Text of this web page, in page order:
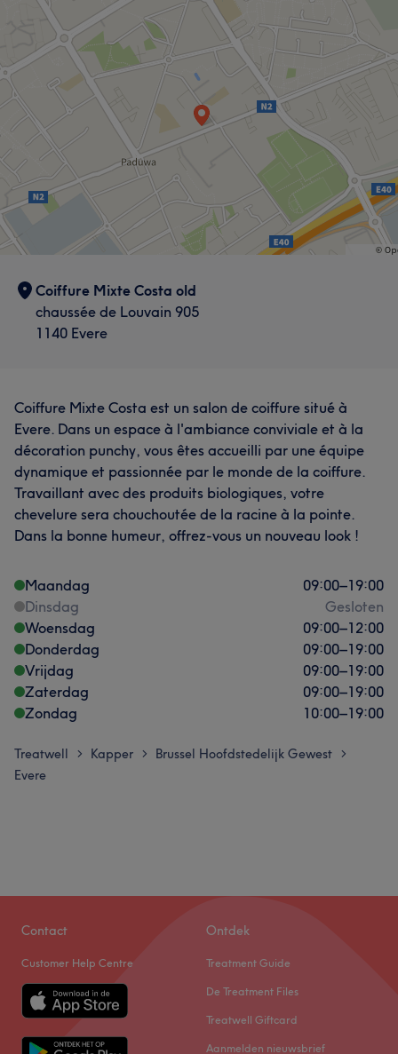
Coiffure Mixte Costa old
chaussée de Louvain 905
1140 Evere
Coiffure Mixte Costa est un salon de coiffure situé à
Evere. Dans un espace à l'ambiance conviviale et à la
décoration punchy, vous êtes accueilli par une équipe
dynamique et passionnée par le monde de la coiffure.
Travaillant avec des produits biologiques, votre
chevelure sera chouchoutée de la racine à la pointe.
Dans la bonne humeur, offrez-vous un nouveau look !
Maandag 09:00–19:00
Dinsdag
Gesloten
Woensdag
09:00–12:00
Donderdag
09:00–19:00
Vrijdag
09:00–19:00
Zaterdag
09:00–19:00
Zondag
10:00–19:00
Treatwell > Kapper > Brussel Hoofdstedelijk Gewest >
Evere
Contact
Customer Help Centre
Ontdek
Treatment Guide
De Treatment Files
Treatwell Giftcard
Aanmelden nieuwsbrief